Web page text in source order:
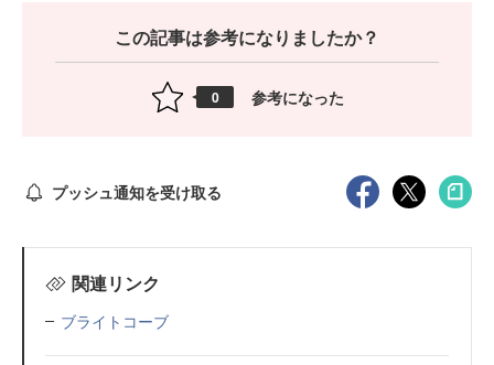
この記事は参考になりましたか？
0 参考になった
プッシュ通知を受け取る
関連リンク
ブライトコーブ